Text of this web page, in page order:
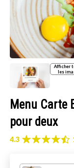
Afficher
les
Menu Carte
pour deux
4.3